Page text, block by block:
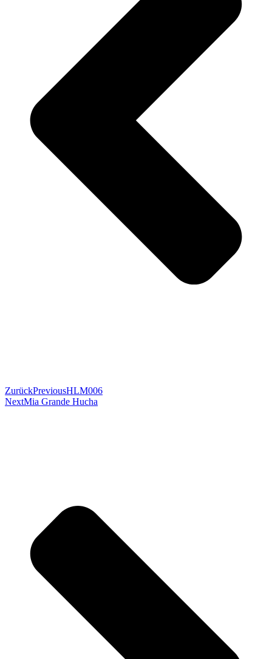
ZurückPreviousHLM006
NextMia Grande Hucha